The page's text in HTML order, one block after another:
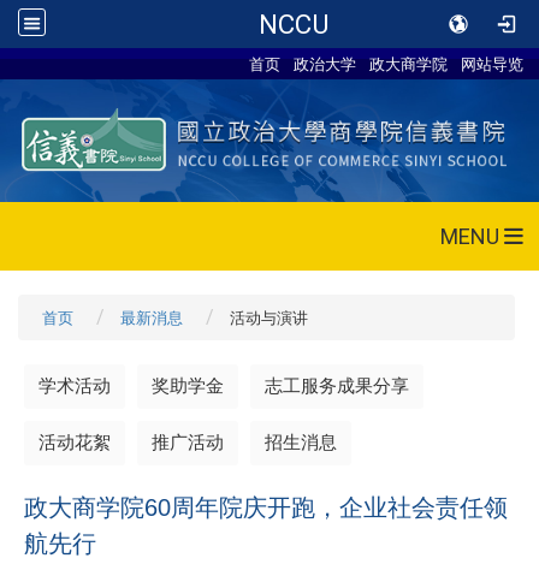
NCCU
首页 政治大学 政大商学院 网站导览
MENU
首页 最新消息 活动与演讲
学术活动 奖助学金 志工服务成果分享
活动花絮 推广活动 招生消息
政大商学院60周年院庆开跑，企业社会责任领
航先行